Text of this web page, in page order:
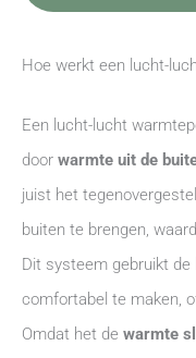
Hoe werkt een lucht-
Een lucht-lucht
door warmte uit de
juist het
buiten te brengen,
Dit systeem gebruikt
comfortabel te maken,
Omdat het de warmte